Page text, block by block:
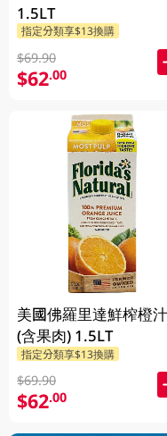
1.5LT
指定分類享$13換購
$69.90
$62.00
美國佛羅里達鮮榨橙汁
(含果肉) 1.5LT
指定分類享$13換購
$69.90
$62.00